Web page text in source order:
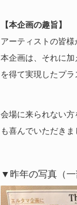
【本企画の趣旨】
アーティストの皆
本企画は、それに
を得て実現したプラ
会場に来られない
も喜んでいただき
▼昨年の写真（一